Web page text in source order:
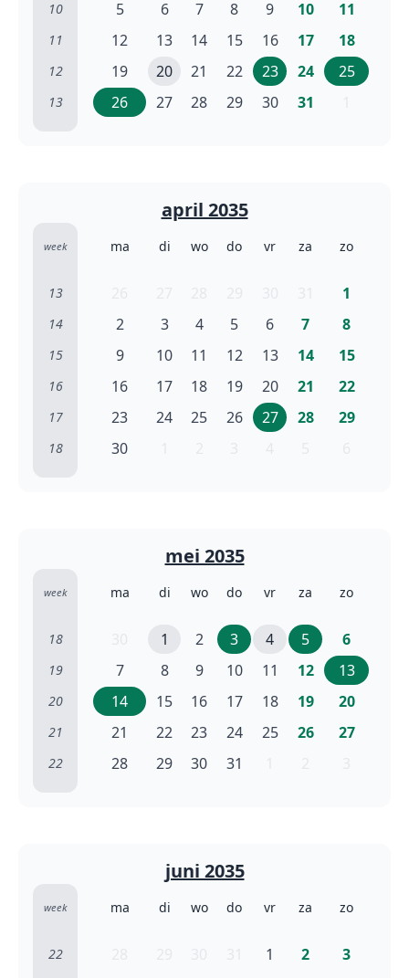
10 5 6 7 8 9 10 11
11 12 13 14 15 16 17 18
12 19 20 21 22 23 24 25
13 26 27 28 29 30 31
april 2035
week ma di wo do vr za zo
13 1
14 2 3 4 5 6 7 8
15 9 10 11 12 13 14 15
16 16 17 18 19 20 21 22
17 23 24 25 26 27 28 29
18 30
mei 2035
week ma di wo do vr za zo
18 1 2 3 4 5 6
19 7 8 9 10 11 12 13
20 14 15 16 17 18 19 20
21 21 22 23 24 25 26 27
22 28 29 30 31
juni 2035
week ma di wo do vr za zo
22 1 2 3